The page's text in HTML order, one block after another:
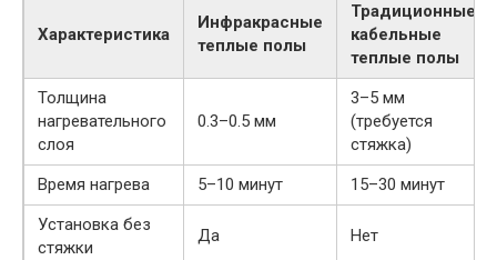
Характеристика
Инфракрасные
теплые полы
Традиционные
кабельные
теплые полы
Толщина
нагревательного
слоя
0.3–0.5 мм
3–5 мм
(требуется
стяжка)
Время нагрева
5–10 минут
15–30 минут
Установка без
стяжки
Да Нет